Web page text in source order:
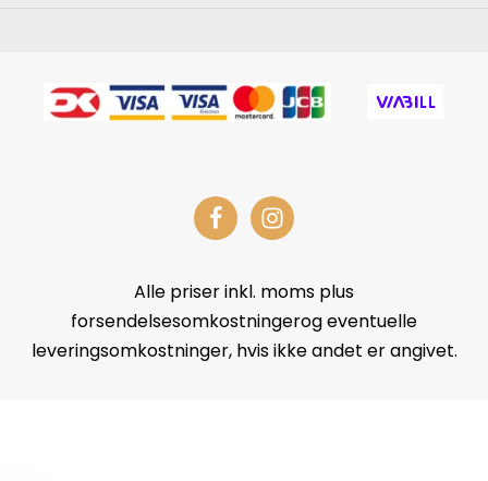
Alle priser inkl. moms plus
forsendelsesomkostningerog eventuelle
leveringsomkostninger, hvis ikke andet er angivet.